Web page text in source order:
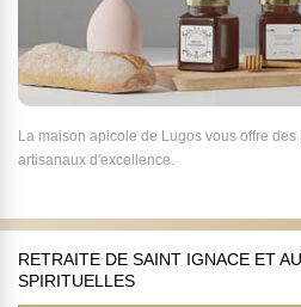
La maison apicole de Lugos vous offre des
artisanaux d'excellence.
RETRAITE DE SAINT IGNACE ET
SPIRITUELLES